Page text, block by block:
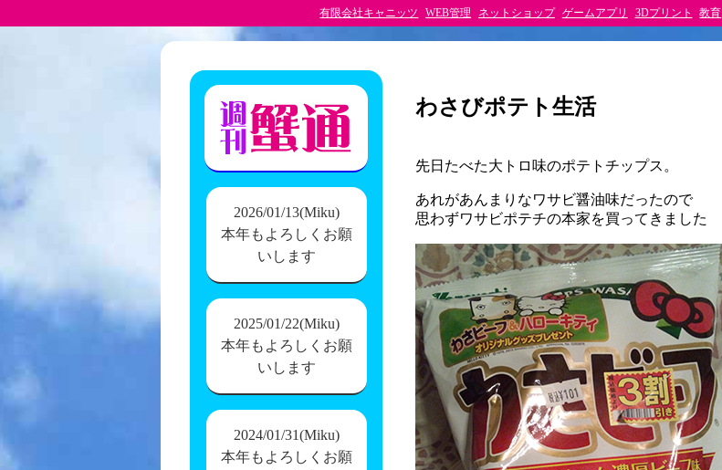
有限会社キャニッツ WEB管理 ネットショップ ゲームアプリ 3Dプリント 教育
2026/01/13(Miku)
本年もよろしくお願
いします
2025/01/22(Miku)
本年もよろしくお願
いします
2024/01/31(Miku)
本年もよろしくお願
わさびポテト生活
先日たべた大トロ味のポテトチップス。
あれがあんまりなワサビ醤油味だったので
思わずワサビポテチの本家を買ってきました